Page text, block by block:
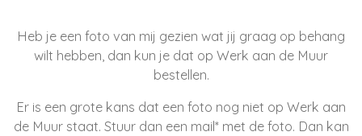
Heb je een foto van mij gezien wat jij graag op behang
wilt hebben, dan kun je dat op Werk aan de Muur
bestellen.
Er is een grote kans dat een foto nog niet op Werk aan
de Muur staat. Stuur dan een mail* met de foto. Dan kan